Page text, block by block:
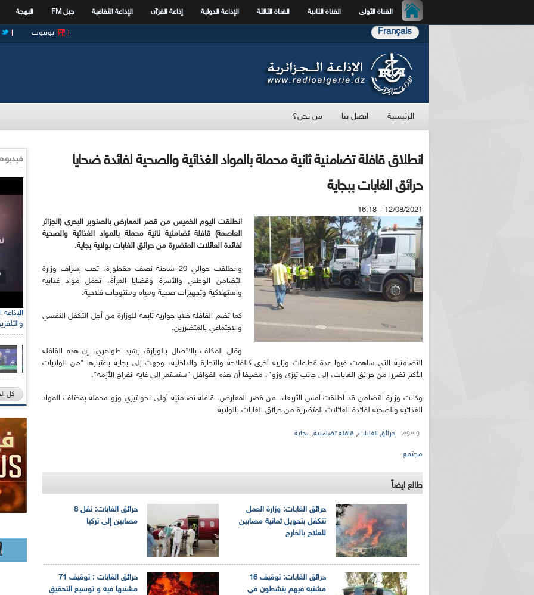
القناة الأولى القناة الثانية القناة الثالثة الإذاعة الدولية إذاعة القرآن الإذاعة الثقافية جيل FM البهجة
Français يوتيوب
الرئيسية اتصل بنا من نحن؟
انطلاق قافلة تضامنية ثانية محملة بالمواد الغذائية والصحية لفائدة ضحايا
حرائق الغابات ببجاية
12/08/2021 - 16:18
انطلقت اليوم الخميس من قصر المعارض بالصنوبر البحري (الجزائر
العاصمة) قافلة تضامنية ثانية محملة بالمواد الغذائية والصحية
لفائدة العائلات المتضررة من حرائق الغابات بولاية بجاية.
وانطلقت حوالي 20 شاحنة نصف مقطورة، تحت إشراف وزارة
التضامن الوطني والأسرة وقضايا المرأة، تحمل مواد غذائية
واستهلاكية وتجهيزات صحية ومياه ومنتوجات فلاحية.
كما تضم القافلة خلايا جوارية تابعة للوزارة من أجل التكفل النفسي
والاجتماعي بالمتضررين.
وقال المكلف بالاتصال بالوزارة، رشيد طواهري، إن هذه القافلة
التضامنية التي ساهمت فيها عدة قطاعات وزارية أخرى كالفلاحة والتجارة والداخلية، وجهت إلى بجاية باعتبارها "من الولايات
الأكثر تضررا من حرائق الغابات، إلى جانب تيزي وزو"، مضيفا أن هذه القوافل "ستستمر إلى غاية انفراج الأزمة".
وكانت وزارة التضامن قد أطلقت أمس الأربعاء، من قصر المعارض، قافلة تضامنية أولى نحو تيزي وزو محملة بمختلف المواد
الغذائية والصحية لفائدة العائلات المتضررة من حرائق الغابات بالولاية.
وسوم: حرائق الغابات, قافلة تضامنية, بجاية
مجتمع
طالع ايضاً
حرائق الغابات: نقل 8
مصابين إلى تركيا
حرائق الغابات: وزارة العمل
تتكفل بتحويل ثمانية مصابين
للعلاج بالخارج
حرائق الغابات : توقيف 71
مشتبها فيه و توسيع التحقيق
حرائق الغابات: توقيف 16
مشتبه فيهم ينشطون في
كل